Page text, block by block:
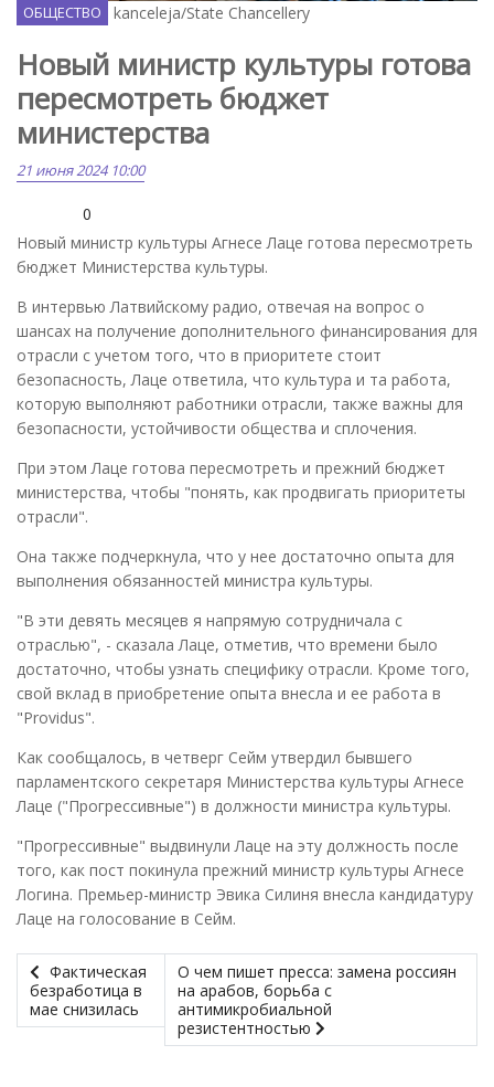
Flickr / Valsts kanceleja/State Chancellery
ОБЩЕСТВО
Новый министр культуры готова
пересмотреть бюджет
министерства
21 июня 2024 10:00
0
Новый министр культуры Агнесе Лаце готова пересмотреть
бюджет Министерства культуры.
В интервью Латвийскому радио, отвечая на вопрос о
шансах на получение дополнительного финансирования для
отрасли с учетом того, что в приоритете стоит
безопасность, Лаце ответила, что культура и та работа,
которую выполняют работники отрасли, также важны для
безопасности, устойчивости общества и сплочения.
При этом Лаце готова пересмотреть и прежний бюджет
министерства, чтобы "понять, как продвигать приоритеты
отрасли".
Она также подчеркнула, что у нее достаточно опыта для
выполнения обязанностей министра культуры.
"В эти девять месяцев я напрямую сотрудничала с
отраслью", - сказала Лаце, отметив, что времени было
достаточно, чтобы узнать специфику отрасли. Кроме того,
свой вклад в приобретение опыта внесла и ее работа в
"Providus".
Как сообщалось, в четверг Сейм утвердил бывшего
парламентского секретаря Министерства культуры Агнесе
Лаце ("Прогрессивные") в должности министра культуры.
"Прогрессивные" выдвинули Лаце на эту должность после
того, как пост покинула прежний министр культуры Агнесе
Логина. Премьер-министр Эвика Силиня внесла кандидатуру
Лаце на голосование в Сейм.
Фактическая
безработица в
мае снизилась
О чем пишет пресса: замена россиян
на арабов, борьба с
антимикробиальной
резистентностью